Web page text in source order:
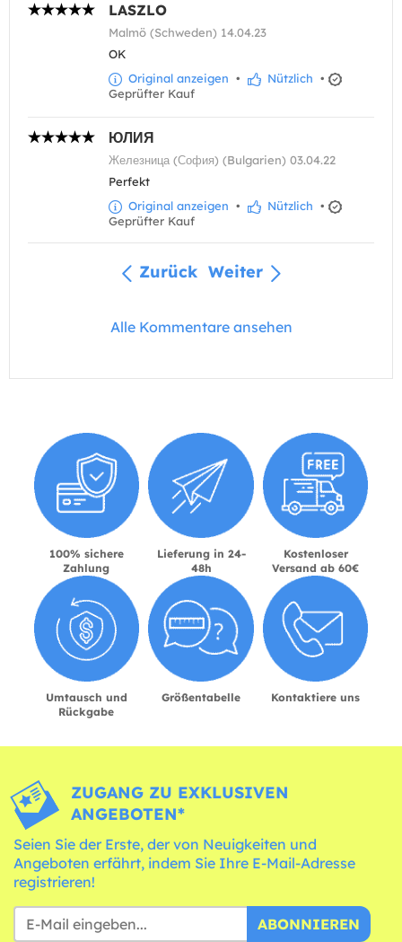
LASZLO
Malmö (Schweden) 14.04.23
OK
Original anzeigen • Nützlich •
Geprüfter Kauf
ЮЛИЯ
Железница (София) (Bulgarien) 03.04.22
Perfekt
Original anzeigen • Nützlich •
Geprüfter Kauf
Zurück Weiter
Alle Kommentare ansehen
100% sichere
Zahlung
Lieferung in 24-
48h
Kostenloser
Versand ab 60€
Umtausch und
Rückgabe
Größentabelle Kontaktiere uns
ZUGANG ZU EXKLUSIVEN
ANGEBOTEN*
Seien Sie der Erste, der von Neuigkeiten und
Angeboten erfährt, indem Sie Ihre E-Mail-Adresse
registrieren!
ABONNIEREN